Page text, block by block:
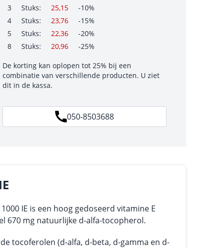
3
Stuks: 25,15
-10%
4
Stuks: 23,76
-15%
5
Stuks: 22,36
-20%
8
Stuks: 20,96 -25%
De korting kan oplopen tot 25% bij een
combinatie van verschillende producten. U ziet
dit in de kassa.
050-8503688
IE is een hoog gedoseerd vitamine E
670 mg natuurlijke d-alfa-tocopherol.
tocoferolen (d-alfa, d-beta, d-gamma en d-